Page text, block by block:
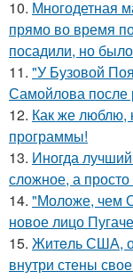
10. Многодетная
прямо во время
посадили, но
11. "У Бузовой
Самойлова после
12. Как же люблю,
программы!
13. Иногда
сложное, а
14. "Моложе, чем
новое лицо
15. Житeль США,
внутри стены